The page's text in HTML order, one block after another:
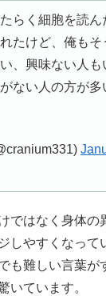
らく細胞を読ん
たけど、俺もそ
、興味ない人も
ない人の方が多
ではなく身体の
しやすくなって
も難しい言葉が
いています。